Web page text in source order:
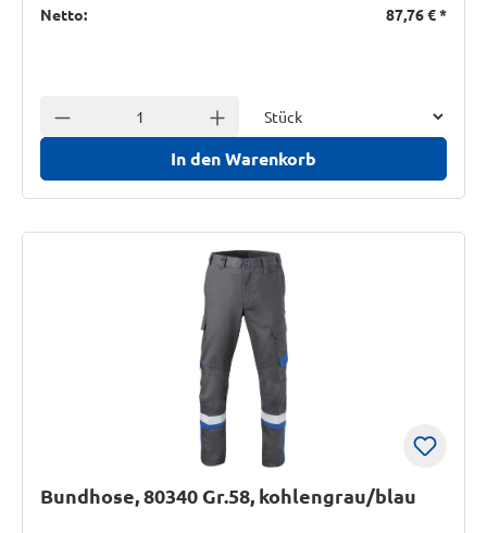
Netto:
87,76 €*
Anzahl verringern Anzahl erhöhen
In den Warenkorb
Bundhose, 80340 Gr.58, kohlengrau/blau